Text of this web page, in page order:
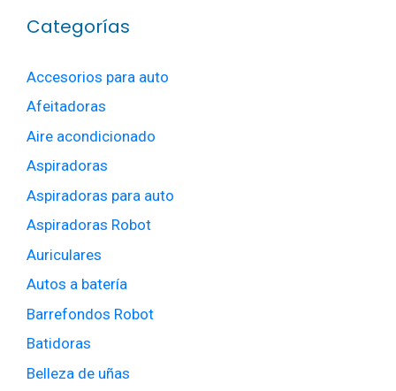
Categorías
Accesorios para auto
Afeitadoras
Aire acondicionado
Aspiradoras
Aspiradoras para auto
Aspiradoras Robot
Auriculares
Autos a batería
Barrefondos Robot
Batidoras
Belleza de uñas